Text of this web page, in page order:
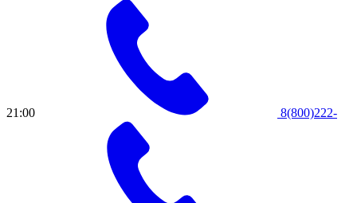
21:00 8(800)222-